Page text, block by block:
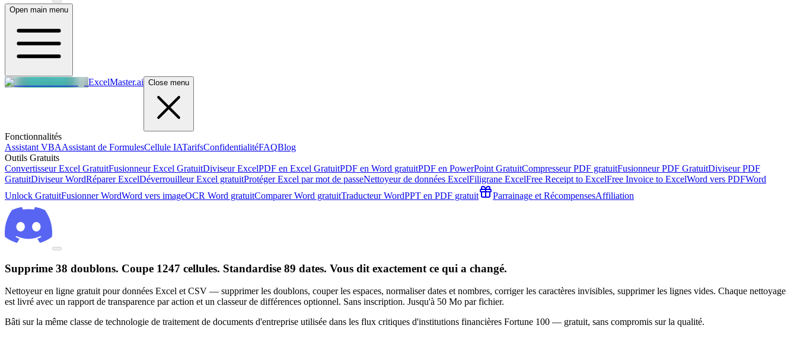
Open main menu
ExcelMaster.ai Close menu
Fonctionnalités
Assistant VBAAssistant de FormulesCellule IATarifsConfidentialitéFAQBlog
Outils Gratuits
Convertisseur Excel GratuitFusionneur Excel GratuitDiviseur ExcelPDF en Excel GratuitPDF en Word gratuitPDF en PowerPoint GratuitCompresseur PDF gratuitFusionneur PDF GratuitDiviseur PDF
GratuitDiviseur WordRéparer ExcelDéverrouilleur Excel gratuitProtéger Excel par mot de passeNettoyeur de données ExcelFiligrane ExcelFree Receipt to ExcelFree Invoice to ExcelWord vers PDFWord
Unlock GratuitFusionner WordWord vers imageOCR Word gratuitComparer Word gratuitTraducteur WordPPT en PDF gratuit Parrainage et RécompensesAffiliation
Supprime 38 doublons. Coupe 1247 cellules. Standardise 89 dates. Vous dit exactement ce qui a changé.
Nettoyeur en ligne gratuit pour données Excel et CSV — supprimer les doublons, couper les espaces, normaliser dates et nombres, corriger les caractères invisibles, supprimer les lignes vides. Chaque nettoyage
est livré avec un rapport de transparence par action et un classeur de différences optionnel. Sans inscription. Jusqu'à 50 Mo par fichier.
Bâti sur la même classe de technologie de traitement de documents d'entreprise utilisée dans les flux critiques d'institutions financières Fortune 100 — gratuit, sans compromis sur la qualité.